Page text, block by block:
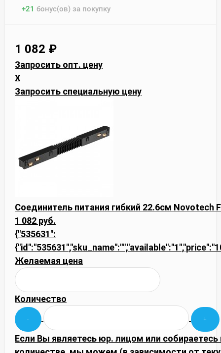
+21 бонус(ов) за покупку
1 082 ₽
Запросить опт. цену
X
Запросить специальную цену
Соединитель питания гибкий 22.6см Novotech
1 082 руб.
{"535631":
Желаемая цена
Количество
Если Вы являетесь юр. лицом или